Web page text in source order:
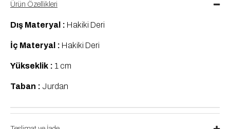
Ürün Özellikleri
Dış Materyal : Hakiki Deri
İç Materyal : Hakiki Deri
Yükseklik : 1 cm
Taban : Jurdan